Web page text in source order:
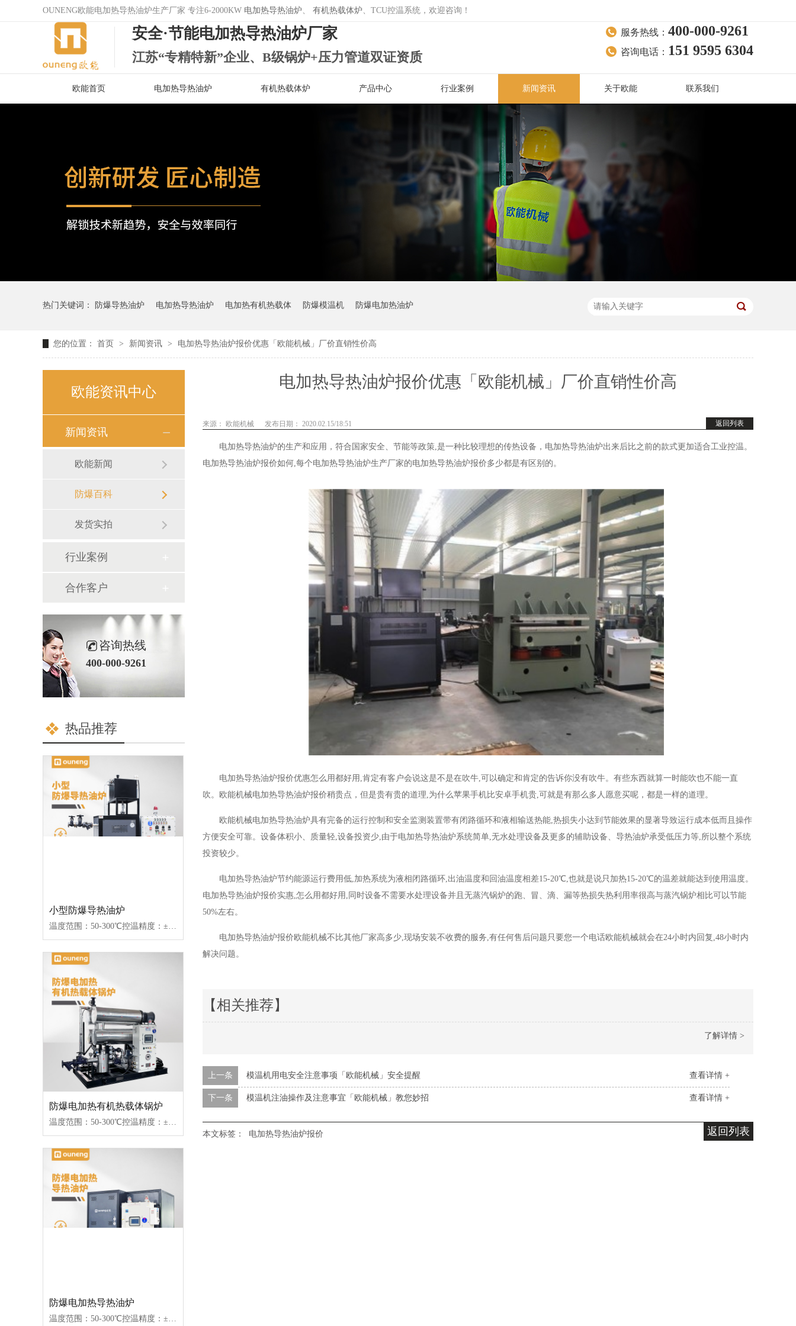
OUNENG欧能电加热导热油炉生产厂家 专注6-2000KW 电加热导热油炉 、 有机热载体炉 、TCU控温系统，欢迎咨询！
安全·节能电加热导热油炉厂家
江苏“专精特新”企业、B级锅炉+压力管道双证资质
服务热线： 400-000-9261
咨询电话： 151 9595 6304
欧能首页 电加热导热油炉 有机热载体炉 产品中心 行业案例 新闻资讯 关于欧能 联系我们
热门关键词： 防爆导热油炉 电加热导热油炉 电加热有机热载体 防爆模温机 防爆电加热油炉
您的位置： 首页 > 新闻资讯 > 电加热导热油炉报价优惠「欧能机械」厂价直销性价高
电加热导热油炉报价优惠「欧能机械」厂价直销性价高
返回列表
来源： 欧能机械 发布日期： 2020.02.15/18:51
电加热导热油炉的生产和应用，符合国家安全、节能等政策,是一种比较理想的传热设备，电加热导热油炉出来后比之前的款式更加适合工业控温。
电加热导热油炉报价如何,每个电加热导热油炉生产厂家的电加热导热油炉报价多少都是有区别的。
电加热导热油炉报价优惠怎么用都好用,肯定有客户会说这是不是在吹牛,可以确定和肯定的告诉你没有吹牛。有些东西就算一时能吹也不能一直
吹。欧能机械电加热导热油炉报价稍贵点，但是贵有贵的道理,为什么苹果手机比安卓手机贵,可就是有那么多人愿意买呢，都是一样的道理。
欧能机械电加热导热油炉具有完备的运行控制和安全监测装置带有闭路循环和液相输送热能,热损失小达到节能效果的显著导致运行成本低而且操作
方便安全可靠。设备体积小、质量轻,设备投资少,由于电加热导热油炉系统简单,无水处理设备及更多的辅助设备、导热油炉承受低压力等,所以整个系统
投资较少。
电加热导热油炉节约能源运行费用低,加热系统为液相闭路循环,出油温度和回油温度相差15-20℃,也就是说只加热15-20℃的温差就能达到使用温度。
电加热导热油炉报价实惠,怎么用都好用,同时设备不需要水处理设备并且无蒸汽锅炉的跑、冒、滴、漏等热损失热利用率很高与蒸汽锅炉相比可以节能
50%左右。
电加热导热油炉报价欧能机械不比其他厂家高多少,现场安装不收费的服务,有任何售后问题只要您一个电话欧能机械就会在24小时内回复,48小时内
解决问题。
【相关推荐】
了解详情 >
查看详情 +
上一条 模温机用电安全注意事项「欧能机械」安全提醒
查看详情 +
下一条 模温机注油操作及注意事宜「欧能机械」教您妙招
返回列表
本文标签： 电加热导热油炉报价
欧能资讯中心
新闻资讯
欧能新闻
防爆百科
发货实拍
行业案例
合作客户
咨询热线
400-000-9261
热品推荐
小型防爆导热油炉
防爆电加热有机热载体锅炉
温度范围：50-300℃控温精度：±1℃加热功率：100-2000kW控制类型：固态继电器/可控硅
防爆电加热导热油炉